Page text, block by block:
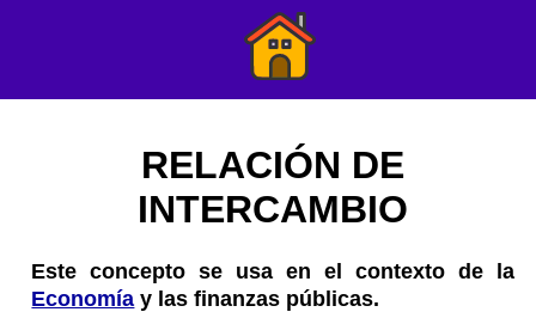
RELACIÓN DE
INTERCAMBIO
Este concepto se usa en el contexto de la
Economía y las finanzas públicas.